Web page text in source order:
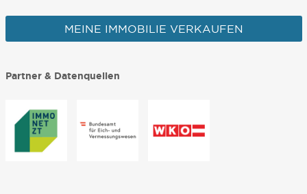
MEINE IMMOBILIE VERKAUFEN
Partner & Datenquellen